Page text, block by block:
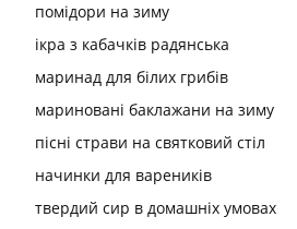
помідори на зиму
ікра з кабачків радянська
маринад для білих грибів
мариновані баклажани на зиму
пісні страви на святковий стіл
начинки для вареників
твердий сир в домашніх умовах